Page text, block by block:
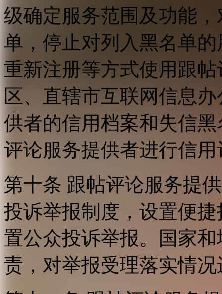
级确定服务范围及功能
单，停止对列入黑名单
重新注册等方式使用跟
区、直辖市互联网信息
供者的信用档案和失信
评论服务提供者进行信用
第十条 跟帖评论服务提
投诉举报制度，设置便
置公众投诉举报。国家
责，对举报受理落实情